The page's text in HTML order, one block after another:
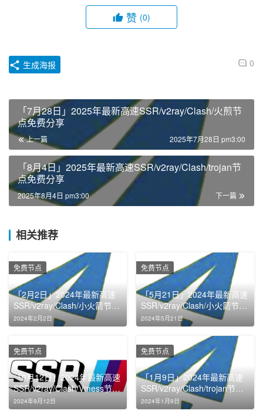
赞 (0)
0
生成海报
「7月28日」2025年最新高速SSR/v2ray/Clash/火煎节
点免费分享
上一篇 2025年7月28日 pm3:00
「8月4日」2025年最新高速SSR/v2ray/Clash/trojan节
点免费分享
下一篇
2025年8月4日 pm3:00
相关推荐
「2月2日」2024年最新高速
SSR/v2ray/Clash/小火箭节点
免费分享
2024年2月2日
免费节点
「5月21日」2024年最新高速
SSR/v2ray/Clash/小火箭节点
免费分享
2024年5月21日
免费节点
「9月12日」2024年最新高速
SSR/v2ray/Clash/Vmess节点
免费分享
2024年9月12日
免费节点
「1月9日」2024年最新高速
SSR/v2ray/Clash/trojan节点
免费分享
2024年1月9日
免费节点